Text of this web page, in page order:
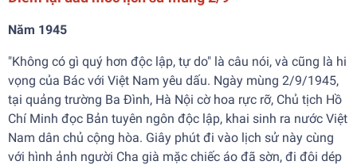
Năm 1945
"Không có gì quý hơn độc lập, tự do" là câu nói, và cũng là hi
vọng của Bác với Việt Nam yêu dấu. Ngày mùng 2/9/1945,
tại quảng trường Ba Đình, Hà Nội cờ hoa rực rỡ, Chủ tịch Hồ
Chí Minh đọc Bản tuyên ngôn độc lập, khai sinh ra nước Việt
Nam dân chủ cộng hòa. Giây phút đi vào lịch sử này cùng
với hình ảnh người Cha già mặc chiếc áo đã sờn, đi đôi dép